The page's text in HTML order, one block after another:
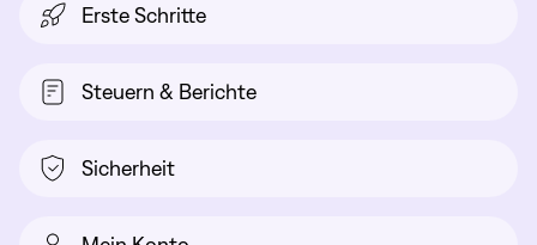
Erste Schritte
Steuern & Berichte
Sicherheit